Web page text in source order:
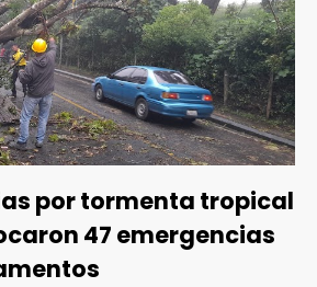
por tormenta tropical
47 emergencias